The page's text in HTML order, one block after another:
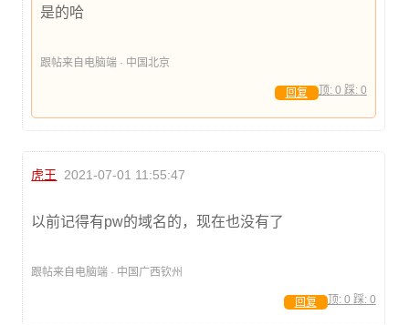
是的哈
跟帖来自电脑端 · 中国北京
顶: 0 踩: 0
回复
虎王 2021-07-01 11:55:47
以前记得有pw的域名的，现在也没有了
跟帖来自电脑端 · 中国广西钦州
顶: 0 踩: 0
回复